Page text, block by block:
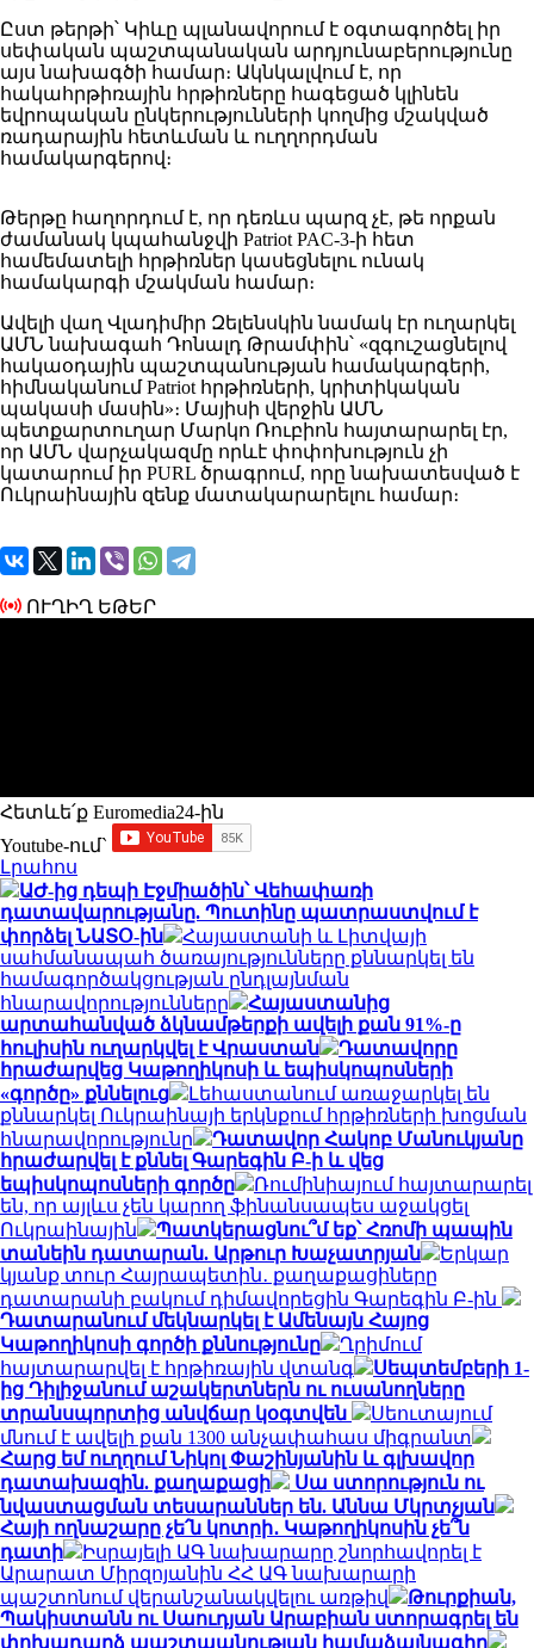
Ըստ թերթի՝ Կիևը պլանավորում է օգտագործել իր
սեփական պաշտպանական արդյունաբերությունը
այս նախագծի համար։ Ակնկալվում է, որ
հակահրթիռային հրթիռները հագեցած կլինեն
եվրոպական ընկերությունների կողմից մշակված
ռադարային հետևման և ուղղորդման
համակարգերով։
Թերթը հաղորդում է, որ դեռևս պարզ չէ, թե որքան
ժամանակ կպահանջվի Patriot PAC-3-ի հետ
համեմատելի հրթիռներ կասեցնելու ունակ
համակարգի մշակման համար։
Ավելի վաղ Վլադիմիր Զելենսկին նամակ էր ուղարկել
ԱՄՆ նախագահ Դոնալդ Թրամփին՝ «զգուշացնելով
հակաօդային պաշտպանության համակարգերի,
հիմնականում Patriot հրթիռների, կրիտիկական
պակասի մասին»։ Մայիսի վերջին ԱՄՆ
պետքարտուղար Մարկո Ռուբիոն հայտարարել էր,
որ ԱՄՆ վարչակազմը որևէ փոփոխություն չի
կատարում իր PURL ծրագրում, որը նախատեսված է
Ուկրաինային զենք մատակարարելու համար։
ՈՒՂԻՂ ԵԹԵՐ
Հետևե՛ք Euromedia24-ին
Youtube-ում`
Լրահոս
ԱԺ-ից դեպի Էջմիածին՝ Վեհափառի
դատավարությանը. Պուտինը պատրաստվում է
փորձել ՆԱՏՕ-ին
Հայաստանի և Լիտվայի
սահմանապահ ծառայությունները քննարկել են
համագործակցության ընդլայնման
հնարավորությունները
Հայաստանից
արտահանված ձկնամթերքի ավելի քան 91%-ը
հուլիսին ուղարկվել է Վրաստան
Դատավորը
հրաժարվեց Կաթողիկոսի և եպիսկոպոսների
«գործը» քննելուց
Լեհաստանում առաջարկել են
քննարկել Ուկրաինայի երկնքում հրթիռների խոցման
հնարավորությունը
Դատավոր Հակոբ Մանուկյանը
հրաժարվել է քննել Գարեգին Բ-ի և վեց
եպիսկոպոսների գործը
Ռումինիայում հայտարարել
են, որ այլևս չեն կարող ֆինանսապես աջակցել
Ուկրաինային
Պատկերացնու՞մ եք՝ Հռոմի պապին
տանեին դատարան. Արթուր Խաչատրյան
Երկար
կյանք տուր Հայրապետին․ քաղաքացիները
դատարանի բակում դիմավորեցին Գարեգին Բ-ին
Դատարանում մեկնարկել է Ամենայն Հայոց
Կաթողիկոսի գործի քննությունը
Ղրիմում
հայտարարվել է հրթիռային վտանգ
Սեպտեմբերի 1-
ից Դիլիջանում աշակերտներն ու ուսանողները
տրանսպորտից անվճար կօգտվեն
Սեուտայում
մնում է ավելի քան 1300 անչափահաս միգրանտ
Հարց եմ ուղղում Նիկոլ Փաշինյանին և գլխավոր
դատախազին. քաղաքացի
Սա ստորություն ու
նվաստացման տեսարաններ են. Աննա Մկրտչյան
Հայի ողնաշարը չե՛ն կոտրի․ Կաթողիկոսին չե՞ն
դատի
Իսրայելի ԱԳ նախարարը շնորհավորել է
Արարատ Միրզոյանին ՀՀ ԱԳ նախարարի
պաշտոնում վերանշանակվելու առթիվ
Թուրքիան,
Պակիստանն ու Սաուդյան Արաբիան ստորագրել են
փոխադարձ պաշտպանության համաձայնագիր